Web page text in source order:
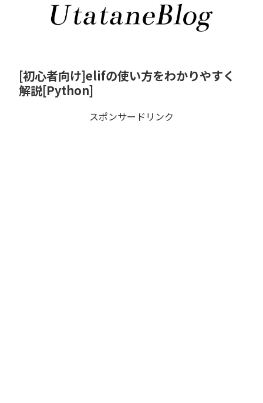
[初心者向け]elifの使い方をわかりやすく
解説[Python]
スポンサードリンク